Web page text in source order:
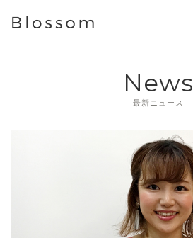
News
最新ニュース